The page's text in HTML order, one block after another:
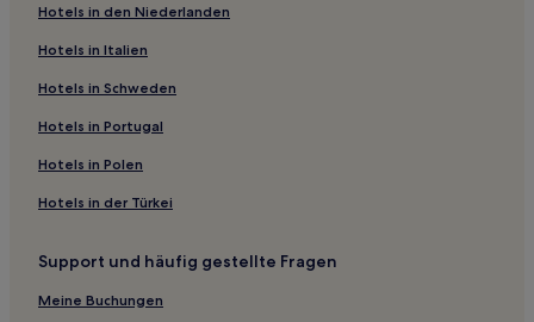
Hotels nahe John Pitman Municipal Golf Course
Landkreis Gray: Hotels
Hotels nahe Weeks Park Golf Course
Hotels nahe Castaway Cove Waterpark
Hotels nahe Titanium Emergency Group
Hotels nahe Red River Valley Museum
Groom Hotels
Stephens County: Hotels
Hotels in den Niederlanden
Hotels in Italien
Hotels in Schweden
Hotels in Portugal
Hotels in Polen
Hotels in der Türkei
Support und häufig gestellte Fragen
Meine Buchungen